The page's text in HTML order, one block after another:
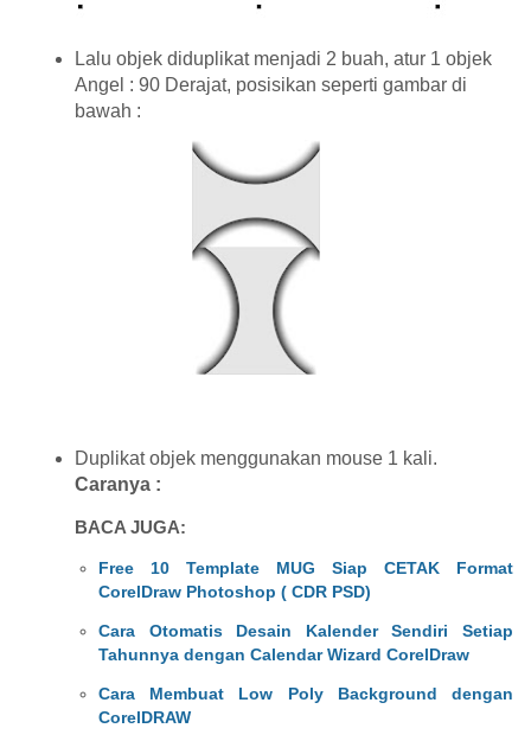
Lalu objek diduplikat menjadi 2 buah, atur 1 objek
Angel : 90 Derajat, posisikan seperti gambar di
bawah :
Duplikat objek menggunakan mouse 1 kali.
Caranya :
BACA JUGA:
Free 10 Template MUG Siap CETAK Format
CorelDraw Photoshop ( CDR PSD)
Cara Otomatis Desain Kalender Sendiri Setiap
Tahunnya dengan Calendar Wizard CorelDraw
Cara Membuat Low Poly Background dengan
CorelDRAW